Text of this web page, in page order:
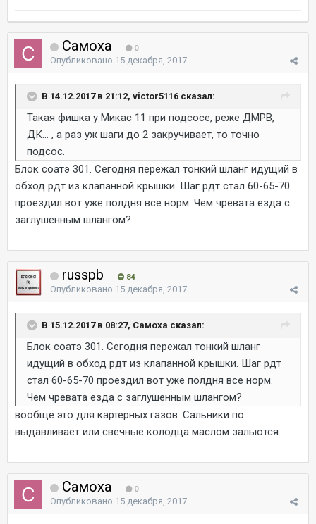
Самоха 0
Опубликовано 15 декабря, 2017
В 14.12.2017 в 21:12, victor5116 сказал:
Такая фишка у Микас 11 при подсосе, реже ДМРВ,
ДК... , а раз уж шаги до 2 закручивает, то точно
подсос.
Блок соатэ 301. Сегодня пережал тонкий шланг идущий в
обход рдт из клапанной крышки. Шаг рдт стал 60-65-70
проездил вот уже полдня все норм. Чем чревата езда с
заглушенным шлангом?
russpb 84
Опубликовано 15 декабря, 2017
В 15.12.2017 в 08:27, Самоха сказал:
Блок соатэ 301. Сегодня пережал тонкий шланг
идущий в обход рдт из клапанной крышки. Шаг рдт
стал 60-65-70 проездил вот уже полдня все норм.
Чем чревата езда с заглушенным шлангом?
вообще это для картерных газов. Сальники по
выдавливает или свечные колодца маслом зальются
Самоха 0
Опубликовано 15 декабря, 2017